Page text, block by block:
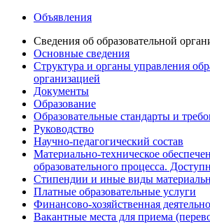
Объявления
Сведения об образовательной
Основные сведения
Структура и органы управления
организацией
Документы
Образование
Образовательные стандарты и
Руководство
Научно-педагогический состав
Материально-техническое
образовательного процесса.
Стипендии и иные виды
Платные образовательные услуги
Финансово-хозяйственная
Вакантные места для приема